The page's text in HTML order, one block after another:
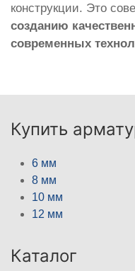
конструкции. Это
созданию
современных
Купить
6 мм
8 мм
10 мм
12 мм
Каталог